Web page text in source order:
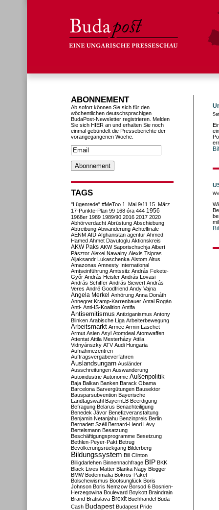
ABONNEMENT
Ab sofort können Sie sich für den
wöchentlichen deutschsprachigen
BudaPost-Newsletter registrieren. Melden
Sie sich HIER an und erhalten Sie noch
einmal gebündelt die Presseberichte der
vorangegangenen Woche.
TAGS
"Lügenrede" #MeToo 1. Mai 9/11 15. März
17-Punkte-Plan 99 168 óra 444 1956
1968er 1989 1989/90 2016 2017 2020
Abhörverdacht Abrüstung Abschiebung
Abtreibung Abwanderung Achtelfinale
AENM AfD Afghanistan agentur Ahmed
Hamed Ahmet Davutoglu Aktionskreis
AKW Paks AKW Saporischschja Albert
Pásztor Alexei Nawalny Alexis Tsipras
Aljaksandr Lukaschenka Alstom Altus
Amazonas Amnesty International
Amtseinführung Amtssitz András Fekete-
Győr András Heisler András Lovasi
András Schiffer András Siewert András
Veres André Goodfriend Andy Vajna
Angela Merkel Anhörung Anna Donáth
Annegret Kramp-Karrenbauer Antal Rogán
Anti- Anti-IS-Koalition Antifa
Antisemitismus Antiziganismus Antony
Blinken Arabische Liga Arbeiterbewegung
Arbeitsmarkt Armee Armin Laschet
Armut Asien Asyl Atomdeal Atomwaffen
Attentat Attila Mesterházy Attila
Vidnyánszky ATV Audi Hungaria
Aufnahmezentren
Auftragsvergabeverfahren
Auslandsungarn Ausländer
Ausschreitungen Auswanderung
Autoindustrie Autonomie Außenpolitik
Baja Balkan Banken Barack Obama
Barcelona Barvergütungen Bausektor
Bausparsubvention Bayerische
Landtagswahl BayernLB Beerdigung
Befragung Belarus Benachteiligung
Benedek Jávor Benefizveranstaltung
Benjamin Netanjahu Benzinpreis Berlin
Bernadett Széll Bernard-Henri Lévy
Bertelsmann Besatzung
Beschäftigungsprogramme Besetzung
Bethlen-Peyer-Pakt Betrug
Bevölkerungsrückgang Bilderberg
Bildungssystem Bill Clinton
Billigdarlehen Binnennachfrage BIP BKK
Black Lives Matter Blanka Nagy Blogger
BMW Bodenmafia Bokros-Paket
Bolschewismus Bootsunglück Boris
Johnson Boris Nemzow Borsod 6 Bosnien-
Herzegowina Boulevard Boykott Braindrain
Brand Bratislava Brexit Buchhandel Buda-
Cash Budapest Budapest Pride